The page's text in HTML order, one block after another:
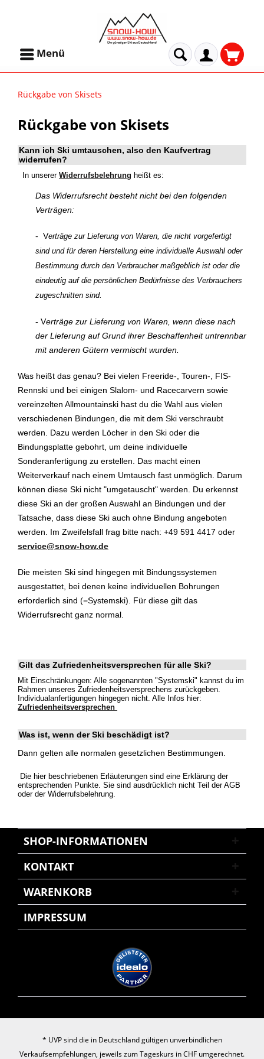
Menü
Rückgabe von Skisets
Rückgabe von Skisets
Kann ich Ski umtauschen, also den Kaufvertrag
widerrufen?
In unserer Widerrufsbelehrung heißt es:
Das Widerrufsrecht besteht nicht bei den folgenden
Verträgen:
- Verträge zur Lieferung von Waren, die nicht vorgefertigt
sind und für deren Herstellung eine individuelle Auswahl oder
Bestimmung durch den Verbraucher maßgeblich ist oder die
eindeutig auf die persönlichen Bedürfnisse des Verbrauchers
zugeschnitten sind.
- Verträge zur Lieferung von Waren, wenn diese nach
der Lieferung auf Grund ihrer Beschaffenheit untrennbar
mit anderen Gütern vermischt wurden.
Was heißt das genau? Bei vielen Freeride-, Touren-, FIS-
Rennski und bei einigen Slalom- und Racecarvern sowie
vereinzelten Allmountainski hast du die Wahl aus vielen
verschiedenen Bindungen, die mit dem Ski verschraubt
werden. Dazu werden Löcher in den Ski oder die
Bindungsplatte gebohrt, um deine individuelle
Sonderanfertigung zu erstellen. Das macht einen
Weiterverkauf nach einem Umtausch fast unmöglich. Darum
können diese Ski nicht "umgetauscht" werden. Du erkennst
diese Ski an der großen Auswahl an Bindungen und der
Tatsache, dass diese Ski auch ohne Bindung angeboten
werden. Im Zweifelsfall frag bitte nach: +49 591 4417 oder
service@snow-how.de
Die meisten Ski sind hingegen mit Bindungssystemen
ausgestattet, bei denen keine individuellen Bohrungen
erforderlich sind (=Systemski). Für diese gilt das
Widerrufsrecht ganz normal.
Gilt das Zufriedenheitsversprechen für alle Ski?
Mit Einschränkungen: Alle sogenannten "Systemski" kannst du im
Rahmen unseres Zufriedenheitsversprechens zurückgeben.
Individualanfertigungen hingegen nicht. Alle Infos hier:
Zufriedenheitsversprechen
Was ist, wenn der Ski beschädigt ist?
Dann gelten alle normalen gesetzlichen Bestimmungen.
Die hier beschriebenen Erläuterungen sind eine Erklärung der
entsprechenden Punkte. Sie sind ausdrücklich nicht Teil der AGB
oder der Widerrufsbelehrung.
SHOP-INFORMATIONEN
KONTAKT
WARENKORB
IMPRESSUM
* UVP sind die in Deutschland gültigen unverbindlichen
Verkaufsempfehlungen, jeweils zum Tageskurs in CHF umgerechnet.